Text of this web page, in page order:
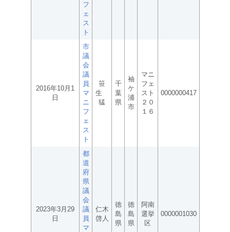
フ
ェ
ス
ト
2016年10月1
日
市
議
会
議
員
マ
ニ
フ
ェ
ス
ト
笹
生
猛
千
葉
県
袖
ケ
浦
市
マニ
フェ
スト
２０
１６
0000000417
2023年3月29
日
都
道
府
県
議
会
議
員
マ
仁木
啓人
徳
島
県
徳
島
県
阿南
選挙
区
0000001030